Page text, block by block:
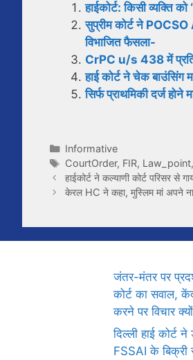
हाईकोर्ट: किसी व्यक्ति
सुप्रीम कोर्ट ने
विभाजित फैसला-
CrPC u/s 438 में
हाई कोर्ट ने चेक
सिर्फ प्राथमिकी दर्ज होने
Categories
Informative
Tags
CourtOrder, FIR, Law_point,
हाईकोर्ट ने कल्याणी कोर्ट परिसर से
केरल HC ने कहा, मुस्लिम मां अपने
जंतर-मंतर पर
कोर्ट का सवाल,
करने पर विचार
दिल्ली हाई कोर्ट
FSSAI के